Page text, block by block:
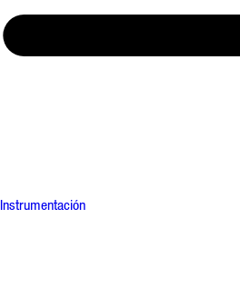
Instrumentación